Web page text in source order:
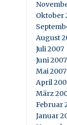
Oktober
August
Juli 2007
Juni 2007
Mai 2007
April
März
Februar
Januar